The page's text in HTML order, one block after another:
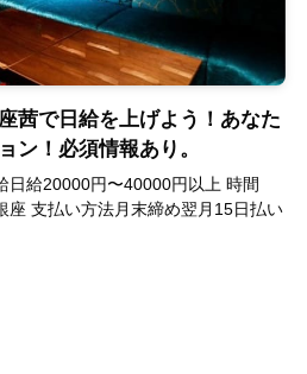
茜で日給を上げよう！あなた
ン！必須情報あり。
給20000円〜40000円以上 時間
座 支払い方法月末締め翌月15日払い